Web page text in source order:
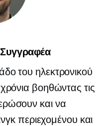
Συγγραφέα
του ηλεκτρονικού
βοηθώντας τις
και να
περιεχομένου και